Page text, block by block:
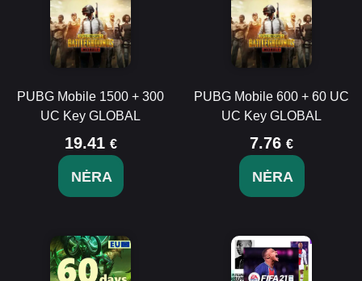
PUBG Mobile 1500 + 300
UC Key GLOBAL
19.41 €
NĖRA
PUBG Mobile 600 + 60 UC
UC Key GLOBAL
7.76 €
NĖRA